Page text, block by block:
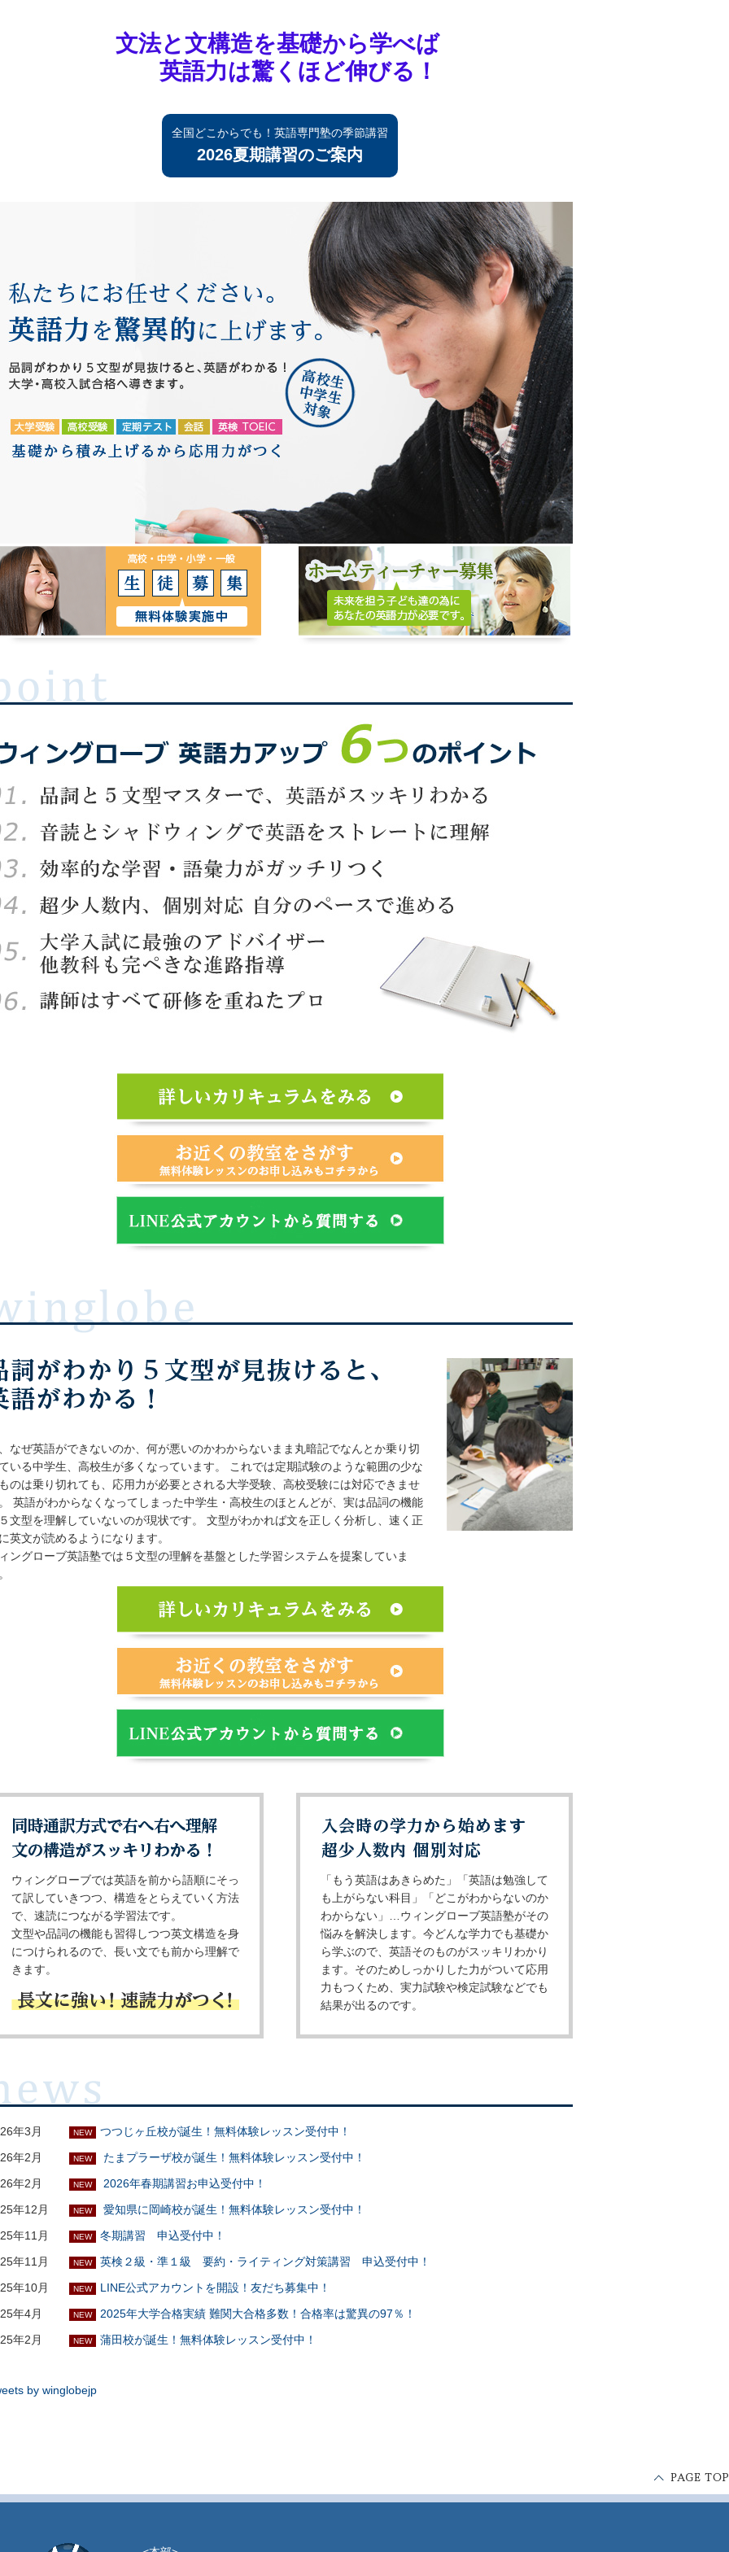
文法と文構造を基礎から学べば
英語力は驚くほど伸びる！
全国どこからでも！英語専門塾の季節講習
2026夏期講習のご案内
なぜ英語ができないのか、何が悪いのかわからないまま丸暗記でなんとか乗り切
いる中学生、高校生が多くなっています。 これでは定期試験のような範囲の少な
のは乗り切れても、応用力が必要とされる大学受験、高校受験には対応できませ
英語がわからなくなってしまった中学生・高校生のほとんどが、実は品詞の機能
文型を理解していないのが現状です。 文型がわかれば文を正しく分析し、速く正
英文が読めるようになります。
ングローブ英語塾では５文型の理解を基盤とした学習システムを提案していま
ウィングローブでは英語を前から語順にそっ
て訳していきつつ、構造をとらえていく方法
で、速読につながる学習法です。
文型や品詞の機能も習得しつつ英文構造を身
につけられるので、長い文でも前から理解で
きます。
「もう英語はあきらめた」「英語は勉強して
も上がらない科目」「どこがわからないのか
わからない」…ウィングローブ英語塾がその
悩みを解決します。今どんな学力でも基礎か
ら学ぶので、英語そのものがスッキリわかり
ます。そのためしっかりした力がついて応用
力もつくため、実力試験や検定試験などでも
結果が出るのです。
年3月 NEW
つつじヶ丘校が誕生！無料体験レッスン受付中！
年2月
NEW
たまプラーザ校が誕生！無料体験レッスン受付中！
年2月
NEW
2026年春期講習お申込受付中！
年12月
NEW
愛知県に岡崎校が誕生！無料体験レッスン受付中！
年11月
NEW
冬期講習 申込受付中！
年11月
NEW
英検２級・準１級 要約・ライティング対策講習 申込受付中！
年10月
NEW
LINE公式アカウントを開設！友だち募集中！
年4月
NEW
2025年大学合格実績 難関大合格多数！合格率は驚異の97％！
年2月
NEW 蒲田校が誕生！無料体験レッスン受付中！
by winglobejp